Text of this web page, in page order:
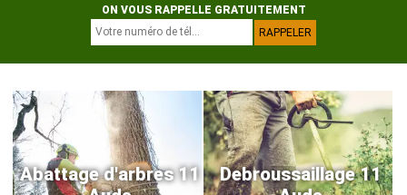
ON VOUS RAPPELLE GRATUITEMENT
Abattage d'arbres 11
Debroussaillage 11